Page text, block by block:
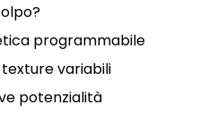
programmabile
variabili
potenzialità